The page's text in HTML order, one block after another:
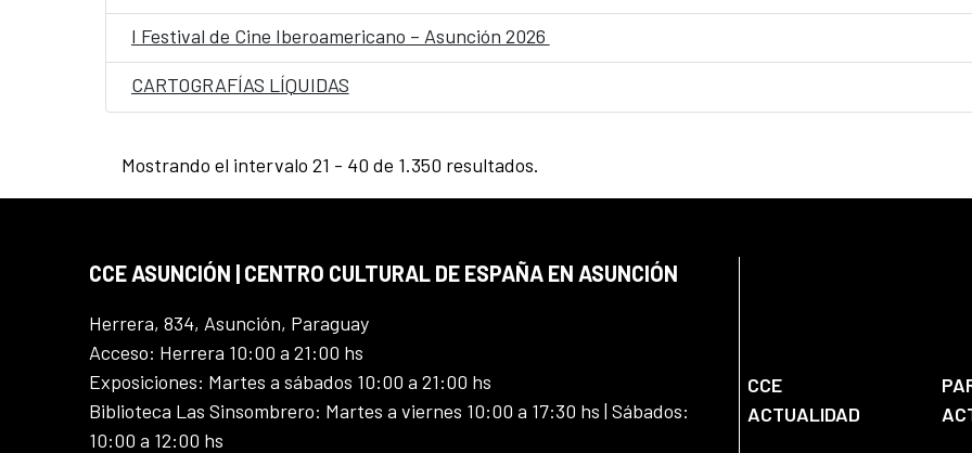
I Festival de Cine Iberoamericano – Asunción 2026
CARTOGRAFÍAS LÍQUIDAS
Mostrando el intervalo 21 - 40 de 1.350 resultados.
CCE ASUNCIÓN | CENTRO CULTURAL DE ESPAÑA EN ASUNCIÓN
Herrera, 834, Asunción, Paraguay
Acceso: Herrera 10:00 a 21:00 hs
Exposiciones: Martes a sábados 10:00 a 21:00 hs
Biblioteca Las Sinsombrero: Martes a viernes 10:00 a 17:30 hs | Sábados:
10:00 a 12:00 hs
CCE
ACTUALIDAD